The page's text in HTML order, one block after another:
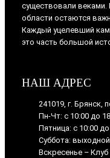
существовали веками.
области остаются
Каждый уцелевший
это часть большой
НАШ АДРЕС
241019, г. Брянск,
Пн-Чт: с 10:00 до
Пятница: с 10:00 до
Суббота:
Вскресенье –